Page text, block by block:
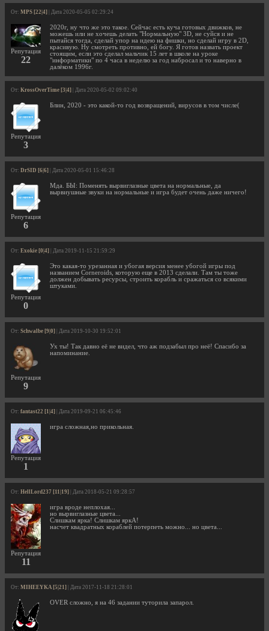
От: MPS [22|4] | Дата 2020-05-05 02:29:24
Репутация
22
2020г, ну что же это такое. Сейчас есть куча готовых движков, не
можешь или не хочешь делать "Нормальную" 3D, не суйся и не
пытайся тогда, сделай упор на идею на фишки, но сделай игру в 2D,
красивую. Ну смотреть противно, ей богу. Я готов назвать проект
стоящим, если это сделал мальчик 15 лет в школе на уроке
"информатики" по 4 часа в неделю за год набросал и то наверно в
далёком 1996г.
От: KrossOverTime [3|4] | Дата 2020-05-02 09:02:40
Репутация
3
Блин, 2020 - это какой-то год возвращений, вирусов в том числе(
От: DrSID [6|6] | Дата 2020-05-01 15:46:28
Репутация
6
Мда. БЫ: Поменять вырвиглазные цвета на нормальные, да
вырвиушные звуки на нормальные и игра будет очень даже ничего!
От: Exokie [0|4] | Дата 2019-11-15 21:59:29
Репутация
0
Это какая-то урезанная и убогая версия менее убогой игры под
названием Corneroids, которую еще в 2013 сделали. Там ты тоже
должен добывать ресурсы, строить корабль и сражаться со всякими
штуками.
От: Schwalbe [9|0] | Дата 2019-10-30 19:52:01
Репутация
9
Ух ты! Так давно её не видел, что аж подзабыл про неё! Спасибо за
напоминание.
От: fantast22 [1|4] | Дата 2019-09-21 06:45:46
Репутация
1
игра сложная,но прикольная.
От: HellLord237 [11|19] | Дата 2018-05-21 09:28:57
Репутация
11
игра вроде неплохая...
но вырвиглазные цвета...
Слишкам ярка! Слишкам яркА!
насчет квадратных кораблей потерпеть можно... но цвета...
От: MIHEEYKA [5|21] | Дата 2017-11-18 21:28:01
OVER сложно, я на 46 задании туторила запарол.